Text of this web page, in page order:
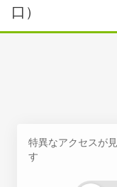
口）
特異なアクセスが
す